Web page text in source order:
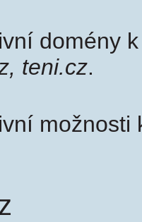
domény
teni.cz.
možnosti